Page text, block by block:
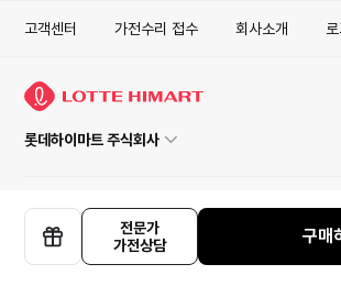
선
전문가
가전상담
구매
고객센터 가전수리 접수 회사소개
롯데하이마트 주식회사
사업자정보확인 안심거래 이용약관
COPYRIGHT ⓒ LOTTEHIMART CO. LTD. ALL RIGHT